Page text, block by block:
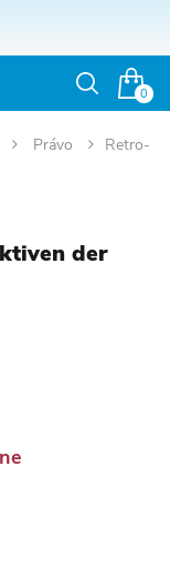
0
Otvoriť
Právo
Retro-
der